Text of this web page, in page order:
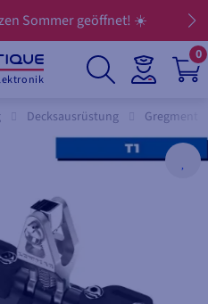
Sommer geöffnet! ☀️
0
Decksausrüstung Gregment